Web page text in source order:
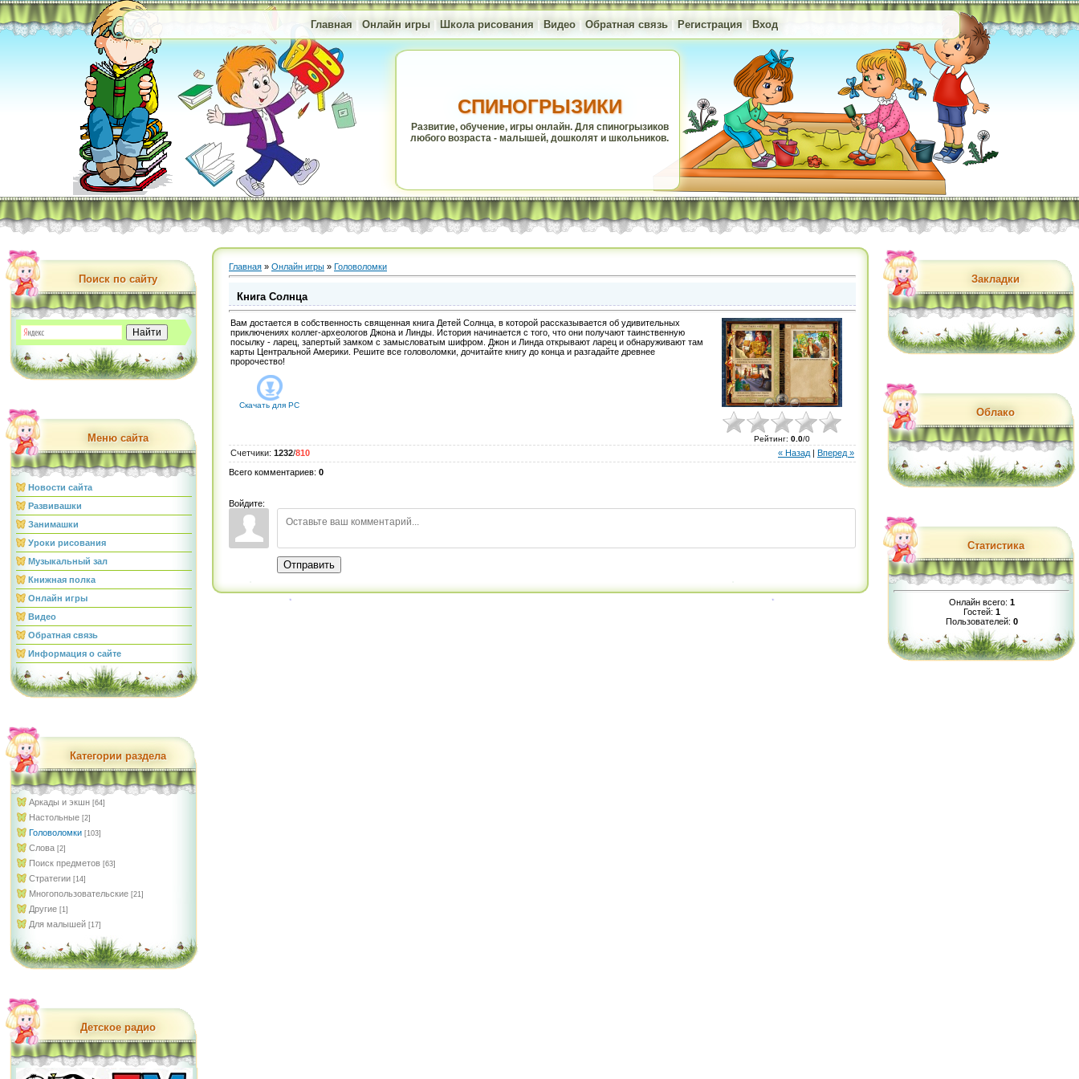
Главная Онлайн игры| Школа рисования Видео| Обратная связь| Регистрация Вход
СПИНОГРЫЗИКИ
Развитие, обучение, игры онлайн. Для спиногрызиков
любого возраста - малышей, дошколят и школьников.
Поиск по сайту
Меню сайта
Новости сайта
Развивашки
Занимашки
Уроки рисования
Музыкальный зал
Книжная полка
Онлайн игры
Видео
Обратная связь
Информация о сайте
Категории раздела
Аркады и экшн [64]
Настольные [2]
Головоломки [103]
Слова [2]
Поиск предметов [63]
Стратегии [14]
Многопользовательские [21]
Другие [1]
Для малышей [17]
Детское радио
Главная » Онлайн игры » Головоломки
Книга Солнца
Вам достается в собственность священная книга Детей Солнца, в которой рассказывается об удивительных
приключениях коллег-археологов Джона и Линды. История начинается с того, что они получают таинственную
посылку - ларец, запертый замком с замысловатым шифром. Джон и Линда открывают ларец и обнаруживают там
карты Центральной Америки. Решите все головоломки, дочитайте книгу до конца и разгадайте древнее
пророчество!
Скачать для PC
Рейтинг: 0.0/0
« Назад Вперед »
Счетчики: 1232/810
Всего комментариев: 0
Войдите:
Отправить
Закладки
Облако
Статистика
Онлайн всего: 1
Гостей: 1
Пользователей: 0